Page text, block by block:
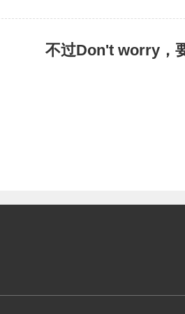
不过Don't worry，